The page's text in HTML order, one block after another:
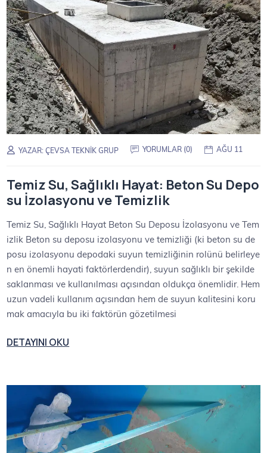
YAZAR:ÇEVSA TEKNIK GRUP YORUMLAR (0) AĞU 11
Temiz Su, Sağlıklı Hayat: Beton Su Depo
su İzolasyonu ve Temizlik
Temiz Su, Sağlıklı Hayat Beton Su Deposu İzolasyonu ve Tem
izlik Beton su deposu izolasyonu ve temizliği (ki beton su de
posu izolasyonu depodaki suyun temizliğinin rolünü belirleye
n en önemli hayati faktörlerdendir), suyun sağlıklı bir şekilde
saklanması ve kullanılması açısından oldukça önemlidir. Hem
uzun vadeli kullanım açısından hem de suyun kalitesini koru
mak amacıyla bu iki faktörün gözetilmesi
DETAYINI OKU